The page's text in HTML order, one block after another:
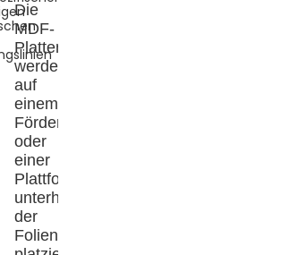
Folienwickelmaschine
Die
MDF-
Platten
werden
auf
einem
Förderband
oder
einer
Plattform
unterhalb
der
Folienrolle